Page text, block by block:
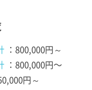
：800,000円～
：800,000円〜
円～